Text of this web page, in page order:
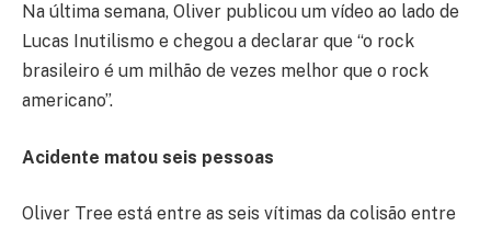
Na última semana, Oliver publicou um vídeo ao lado de
Lucas Inutilismo e chegou a declarar que “o rock
brasileiro é um milhão de vezes melhor que o rock
americano”.
Acidente matou seis pessoas
Oliver Tree está entre as seis vítimas da colisão entre